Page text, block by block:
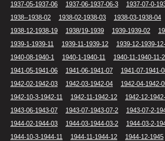
1937-05-1937-06
1937-06-1937-06-3 1937-07-0-
1938--1938-02
1938-02-1938-03 1938-03-1938-04
1938-12-1938-19
1938/19-1939 1939-1939-02
1939-1-1939-11
1939-11-1939-12 1939-12-1939-
1940-08-1940-1
1940-1-1940-11 1940-11-1940-11-2
1941-05-1941-06
1941-06-1941-07 1941-07-1941-
1942-02-1942-03
1942-03-1942-04 1942-04-1942-
1942-10-3-1942-11
1942-11-1942-12 1942-12-
1943-06-1943-07
1943-07-1943-07-2 1943-07-2-
1944-02-1944-03
1944-03-1944-03-2 1944-03-2-
1944-10-3-1944-11
1944-11-1944-12 1944-12-1945